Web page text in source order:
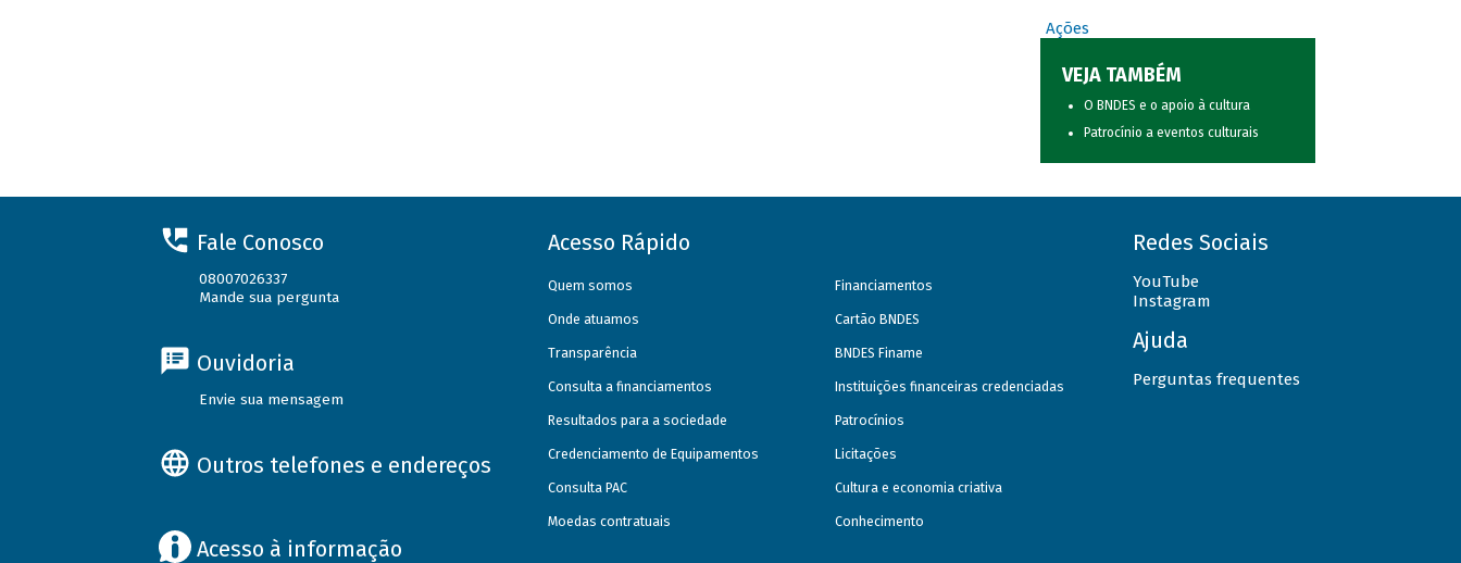
Ações
VEJA TAMBÉM
O BNDES e o apoio à cultura
Patrocínio a eventos culturais
Fale Conosco
08007026337
Mande sua pergunta
Ouvidoria
Envie sua mensagem
Outros telefones e endereços
Acesso à informação
Acesso Rápido
Quem somos
Onde atuamos
Transparência
Consulta a financiamentos
Resultados para a sociedade
Credenciamento de Equipamentos
Consulta PAC
Moedas contratuais
Financiamentos
Cartão BNDES
BNDES Finame
Instituições financeiras credenciadas
Patrocínios
Licitações
Cultura e economia criativa
Conhecimento
Redes Sociais
YouTube
Instagram
Ajuda
Perguntas frequentes